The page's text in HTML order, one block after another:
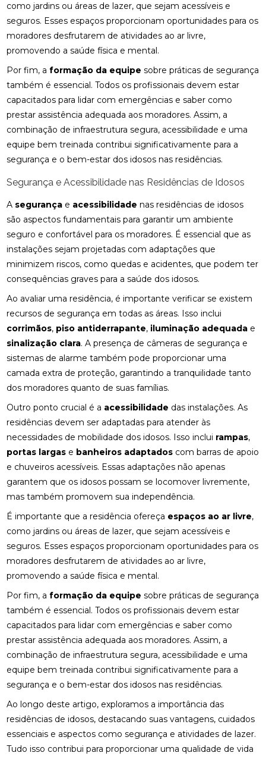
como jardins ou áreas de lazer, que sejam acessíveis e
seguros. Esses espaços proporcionam oportunidades para os
moradores desfrutarem de atividades ao ar livre,
promovendo a saúde física e mental.
Por fim, aformação da equipe sobre práticas de segurança
também é essencial. Todos os profissionais devem estar
capacitados para lidar com emergências e saber como
prestar assistência adequada aos moradores. Assim, a
combinação de infraestrutura segura, acessibilidade e uma
equipe bem treinada contribui significativamente para a
segurança e o bem-estar dos idosos nas residências.
Segurança e Acessibilidade nas Residências de Idosos
A segurança e acessibilidade nas residências de idosos
são aspectos fundamentais para garantir um ambiente
seguro e confortável para os moradores. É essencial que as
instalações sejam projetadas com adaptações que
minimizem riscos, como quedas e acidentes, que podem ter
consequências graves para a saúde dos idosos.
Ao avaliar uma residência, é importante verificar se existem
recursos de segurança em todas as áreas. Isso inclui
corrimãos, piso antiderrapante, iluminação adequada e
sinalização clara. A presença de câmeras de segurança e
sistemas de alarme também pode proporcionar uma
camada extra de proteção, garantindo a tranquilidade tanto
dos moradores quanto de suas famílias.
Outro ponto crucial é a acessibilidade das instalações. As
residências devem ser adaptadas para atender às
necessidades de mobilidade dos idosos. Isso inclui rampas,
portas largas e banheiros adaptados com barras de apoio
e chuveiros acessíveis. Essas adaptações não apenas
garantem que os idosos possam se locomover livremente,
mas também promovem sua independência.
É importante que a residência ofereça espaços ao ar livre,
como jardins ou áreas de lazer, que sejam acessíveis e
seguros. Esses espaços proporcionam oportunidades para os
moradores desfrutarem de atividades ao ar livre,
promovendo a saúde física e mental.
Por fim, aformação da equipe sobre práticas de segurança
também é essencial. Todos os profissionais devem estar
capacitados para lidar com emergências e saber como
prestar assistência adequada aos moradores. Assim, a
combinação de infraestrutura segura, acessibilidade e uma
equipe bem treinada contribui significativamente para a
segurança e o bem-estar dos idosos nas residências.
Ao longo deste artigo, exploramos a importância das
residências de idosos, destacando suas vantagens, cuidados
essenciais e aspectos como segurança e atividades de lazer.
Tudo isso contribui para proporcionar uma qualidade de vida